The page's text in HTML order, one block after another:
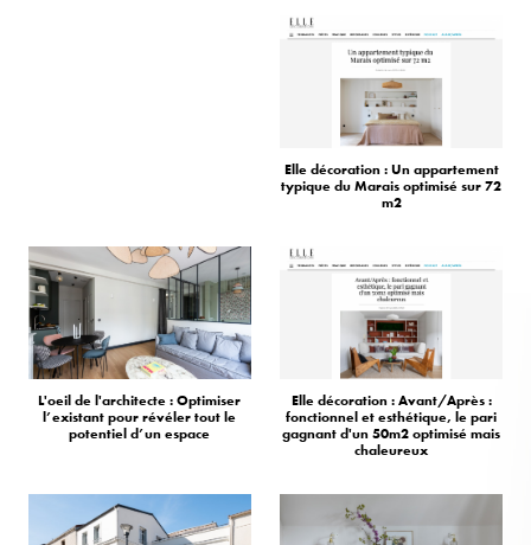
Elle décoration : Un appartement
typique du Marais optimisé sur 72
m2
L'oeil de l'architecte : Optimiser
l’existant pour révéler tout le
potentiel d’un espace
Elle décoration : Avant/Après :
fonctionnel et esthétique, le pari
gagnant d'un 50m2 optimisé mais
chaleureux